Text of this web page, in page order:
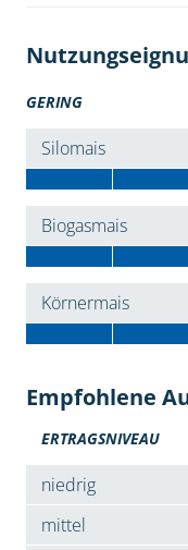
GERING
Silomais
Biogasmais
Körnermais
Empfohlene
ERTRAGSNIVEAU
niedrig
mittel